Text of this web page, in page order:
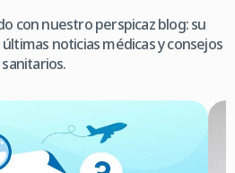
con nuestro perspicaz blog: su
noticias médicas y consejos
sanitarios.